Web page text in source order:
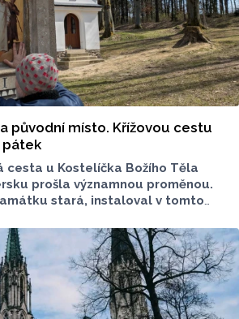
původní místo. Křížovou cestu
pátek
cesta u Kostelíčka Božího Těla
prošla významnou proměnou.
stará, instaloval v tomto
trasu.